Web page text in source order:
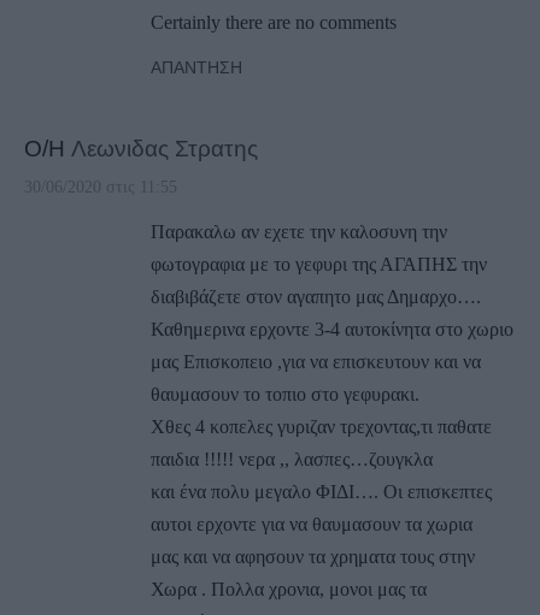
Certainly there are no comments
ΑΠΆΝΤΗΣΗ
Ο/Η Λεωνιδας Στρατης
30/06/2020 στις 11:55
Παρακαλω αν εχετε την καλοσυνη την
φωτογραφια με το γεφυρι της ΑΓΑΠΗΣ την
διαβιβάζετε στον αγαπητο μας Δημαρχο….
Καθημερινα ερχοντε 3-4 αυτοκίνητα στο χωριο
μας Επισκοπειο ,για να επισκευτουν και να
θαυμασουν το τοπιο στο γεφυρακι.
Χθες 4 κοπελες γυριζαν τρεχοντας,τι παθατε
παιδια !!!!! νερα ,, λασπες…ζουγκλα
και ένα πολυ μεγαλο ΦΙΔΙ…. Οι επισκεπτες
αυτοι ερχοντε για να θαυμασουν τα χωρια
μας και να αφησουν τα χρηματα τους στην
Χωρα . Πολλα χρονια, μονοι μας τα